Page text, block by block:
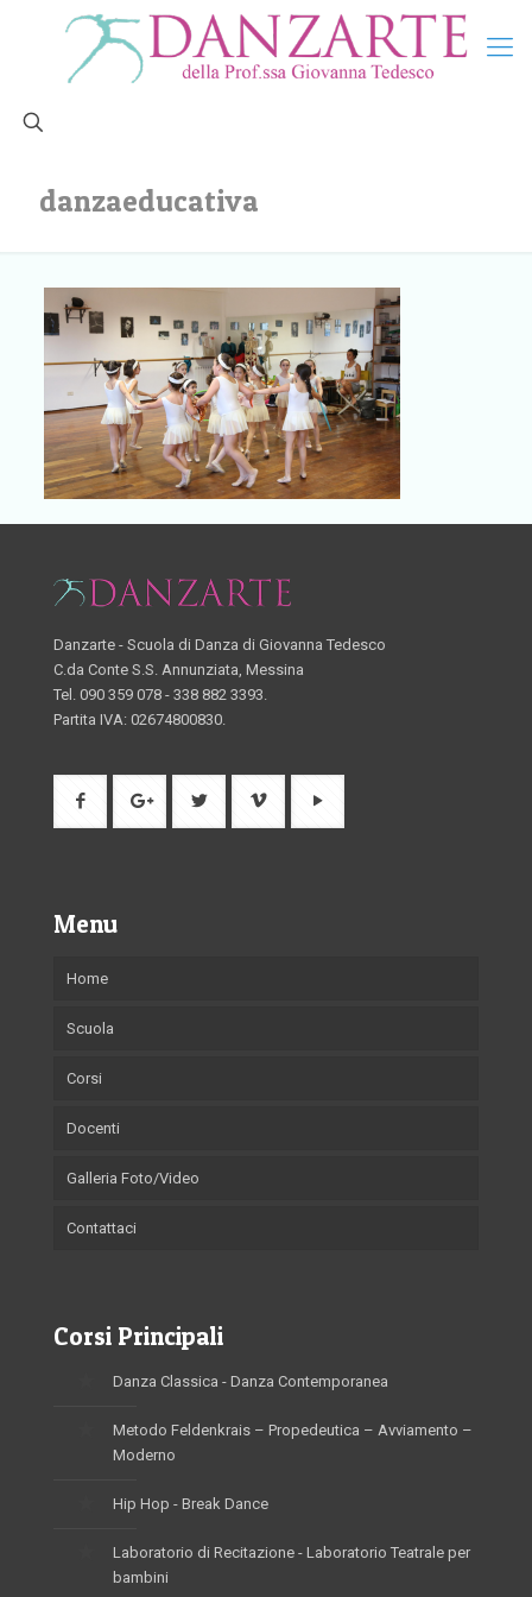
danzaeducativa
Danzarte - Scuola di Danza di Giovanna Tedesco
C.da Conte S.S. Annunziata, Messina
Tel. 090 359 078 - 338 882 3393.
Partita IVA: 02674800830.
Menu
Home
Scuola
Corsi
Docenti
Galleria Foto/Video
Contattaci
Corsi Principali
Danza Classica - Danza Contemporanea
Metodo Feldenkrais – Propedeutica – Avviamento –
Moderno
Hip Hop - Break Dance
Laboratorio di Recitazione - Laboratorio Teatrale per
bambini